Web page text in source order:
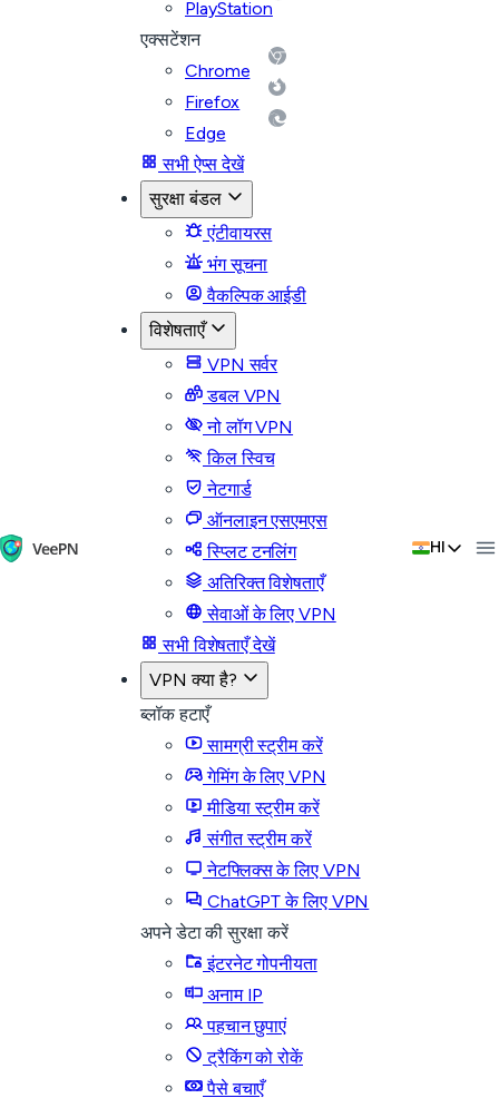
PlayStation
एक्सटेंशन
Chrome
Firefox
Edge
सभी ऐप्स देखें
सुरक्षा बंडल
एंटीवायरस
भंग सूचना
वैकल्पिक आईडी
विशेषताएँ
VPN सर्वर
डबल VPN
नो लॉग VPN
किल स्विच
नेटगार्ड
ऑनलाइन एसएमएस
स्प्लिट टनलिंग
अतिरिक्त विशेषताएँ
सेवाओं के लिए VPN
सभी विशेषताएँ देखें
VPN क्या है?
ब्लॉक हटाएँ
सामग्री स्ट्रीम करें
गेमिंग के लिए VPN
मीडिया स्ट्रीम करें
संगीत स्ट्रीम करें
नेटफ्लिक्स के लिए VPN
ChatGPT के लिए VPN
अपने डेटा की सुरक्षा करें
इंटरनेट गोपनीयता
अनाम IP
पहचान छुपाएं
ट्रैकिंग को रोकें
पैसे बचाएँ
HI